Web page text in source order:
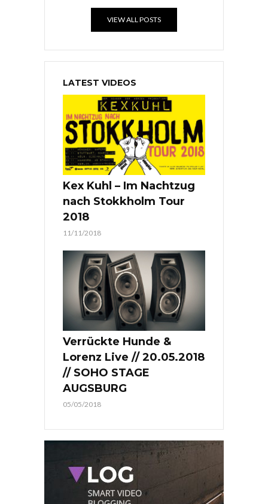
VIEW ALL POSTS
LATEST VIDEOS
Kex Kuhl – Im Nachtzug
nach Stokkholm Tour
2018
11/11/2018
Verrückte Hunde &
Lorenz Live // 20.05.2018
// SOHO STAGE
AUGSBURG
05/05/2018